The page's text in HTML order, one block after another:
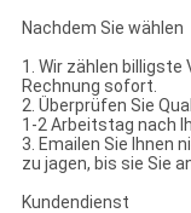
Nachdem Sie wählen
1. Wir zählen
Rechnung sofort.
2. Überprüfen Sie
1-2 Arbeitstag nach
3. Emailen Sie Ihnen
zu jagen, bis sie Sie
Kundendienst